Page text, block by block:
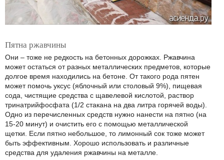
Пятна ржавчины
Они – тоже не редкость на бетонных дорожках. Ржавчина
может остаться от разных металлических предметов, которые
долгое время находились на бетоне. От такого рода пятен
может помочь уксус (яблочный или столовый 9%), пищевая
сода, чистящие средства с щавелевой кислотой, раствор
тринатрийфосфата (1/2 стакана на два литра горячей воды).
Одно из перечисленных средств нужно нанести на пятно (на
15-20 минут) и очистить его с помощью металлической
щетки. Если пятно небольшое, то лимонный сок тоже может
быть эффективным. Хорошо использовать и различные
средства для удаления ржавчины на металле.